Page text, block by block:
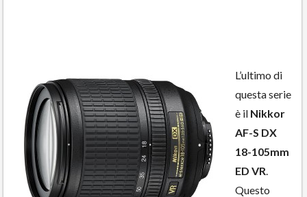
L’ultimo di
questa serie
è il Nikkor
AF-S DX
18-105mm
ED VR
Questo